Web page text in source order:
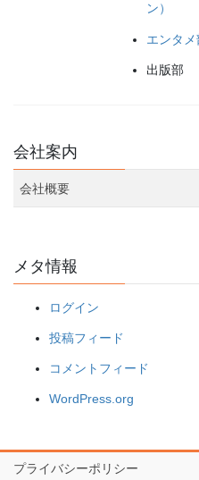
ン）
エンタメ
出版部
会社案内
会社概要
メタ情報
ログイン
投稿フィード
コメントフィード
WordPress.org
プライバシーポリシー